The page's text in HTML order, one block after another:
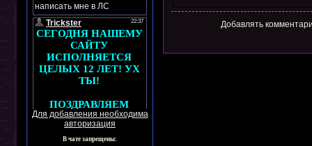
Для добавления необходима
авторизация
В чате запрещены:
Добавлять